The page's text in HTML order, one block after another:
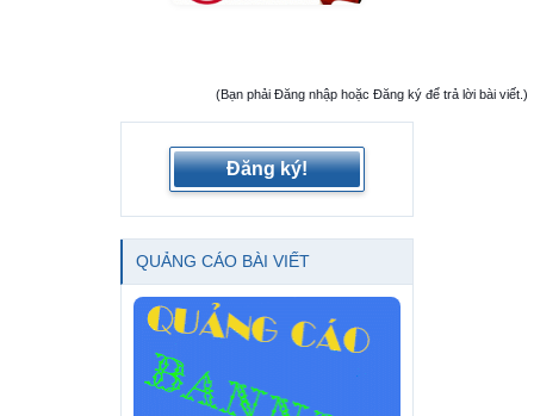
(Bạn phải Đăng nhập hoặc Đăng ký để trả lời bài viết.)
Đăng ký!
QUẢNG CÁO BÀI VIẾT